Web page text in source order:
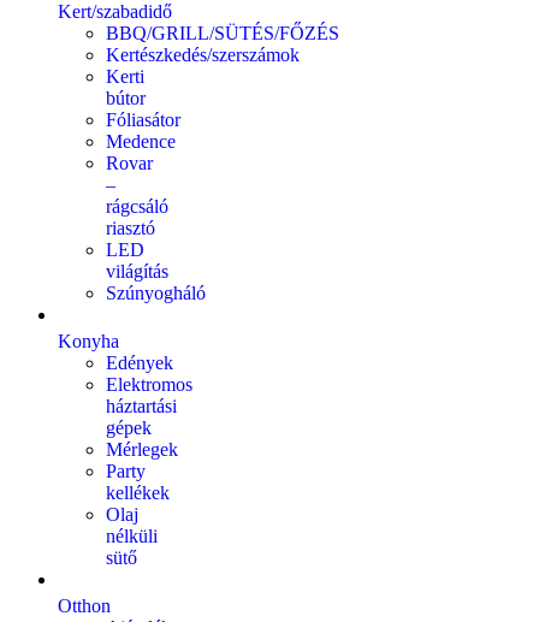
Kert/szabadidő
BBQ/GRILL/SÜTÉS/FŐZÉS
Kertészkedés/szerszámok
Kerti
bútor
Fóliasátor
Medence
Rovar
–
rágcsáló
riasztó
LED
világítás
Szúnyogháló
Konyha
Edények
Elektromos
háztartási
gépek
Mérlegek
Party
kellékek
Olaj
nélküli
sütő
Otthon